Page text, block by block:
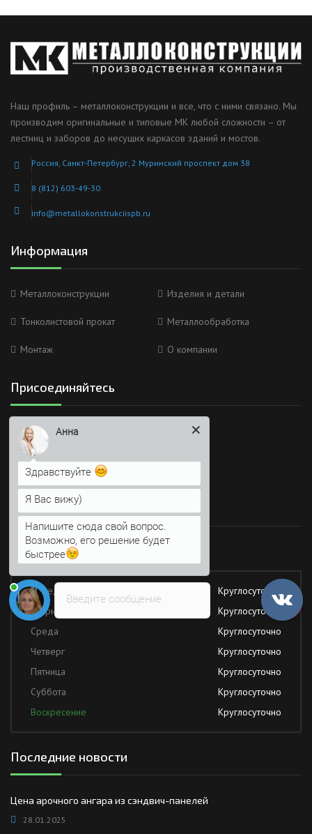
Наш профиль – металлоконструкции и все, что с ними связано. Мы
производим оригинальные и типовые МК любой сложности – от
лестниц и заборов до несущих каркасов зданий и мостов.
Россия, Санкт-Петербург, 2 Муринский проспект дом 38
8 (812) 603-49-30
info@metallokonstrukciispb.ru
Информация
Металлоконструкции Изделия и детали
Тонколистовой прокат Металлообработка
Монтаж О компании
Присоединяйтесь
Мы в социальных сетях
Время работы
Работаем без обеда и выходных
Понедельник
Круглосуточно
Вторник
Круглосуточно
Среда
Круглосуточно
Четверг
Круглосуточно
Пятница
Круглосуточно
Суббота
Круглосуточно
Воскресение
Круглосуточно
Последние новости
Цена арочного ангара из сэндвич-панелей
28.01.2025
Введите сообщение
Анна
Здравствуйте
Я Вас вижу)
Напишите сюда свой вопрос.
Возможно, его решение будет
быстрее